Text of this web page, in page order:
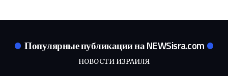
Популярные публикации на NEWSisra.com
НОВОСТИ ИЗРАИЛЯ